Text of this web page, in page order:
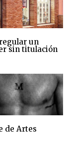
un
sin titulación
de Artes